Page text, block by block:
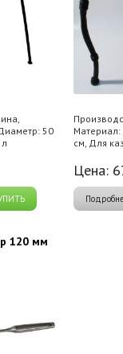
50
Материал:
см, Для
Цена:
120 мм